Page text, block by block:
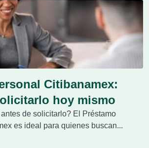
Citibanamex:
hoy mismo
de solicitarlo? El Préstamo
es ideal para quienes buscan...